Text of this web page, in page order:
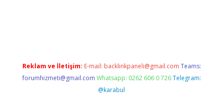
Reklam ve İletişim: E-mail: backlinkpaneli@gmail.com Teams:
forumhizmeti@gmail.com Whatsapp: 0262 606 0 726 Telegram:
@karabul